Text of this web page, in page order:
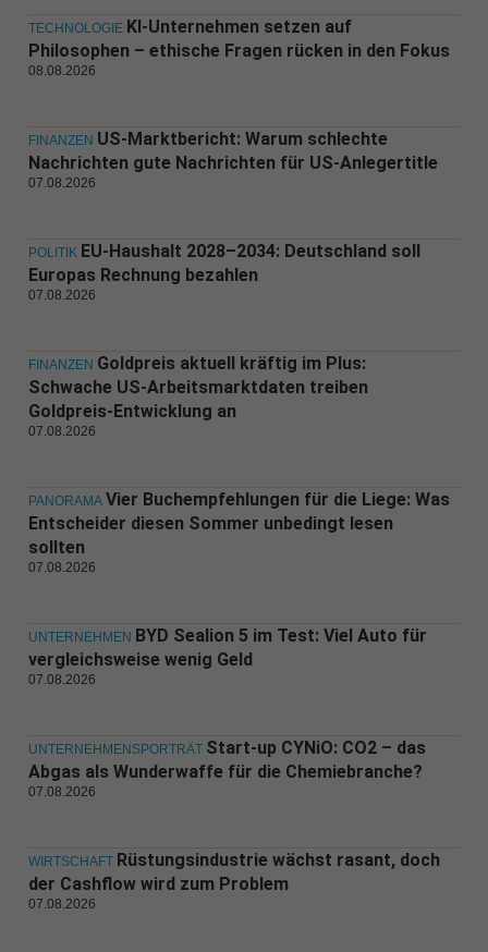
TECHNOLOGIE KI-Unternehmen setzen auf
Philosophen – ethische Fragen rücken in den Fokus
08.08.2026
FINANZEN US-Marktbericht: Warum schlechte
Nachrichten gute Nachrichten für US-Anlegertitle
07.08.2026
POLITIK EU-Haushalt 2028–2034: Deutschland soll
Europas Rechnung bezahlen
07.08.2026
FINANZEN Goldpreis aktuell kräftig im Plus:
Schwache US-Arbeitsmarktdaten treiben
Goldpreis-Entwicklung an
07.08.2026
PANORAMA Vier Buchempfehlungen für die Liege: Was
Entscheider diesen Sommer unbedingt lesen
sollten
07.08.2026
UNTERNEHMEN BYD Sealion 5 im Test: Viel Auto für
vergleichsweise wenig Geld
07.08.2026
UNTERNEHMENSPORTRÄT Start-up CYNiO: CO2 – das
Abgas als Wunderwaffe für die Chemiebranche?
07.08.2026
WIRTSCHAFT Rüstungsindustrie wächst rasant, doch
der Cashflow wird zum Problem
07.08.2026